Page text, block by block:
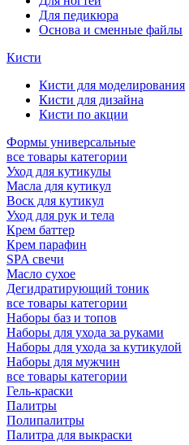
Для педикюра
Основа и сменные файлы
Кисти
Кисти для моделирования
Кисти для дизайна
Кисти по акции
Формы универсальные
все товары категории
Уход для кутикулы
Масла для кутикул
Воск для кутикул
Уход для рук и тела
Крем баттер
Крем парафин
SPA свечи
Масло сухое
Дегидратирующий тоник
все товары категории
Наборы баз и топов
Наборы для ухода за руками
Наборы для ухода за кутикулой
Наборы для мужчин
все товары категории
Гель-краски
Палитры
Полипалитры
Палитра для выкраски